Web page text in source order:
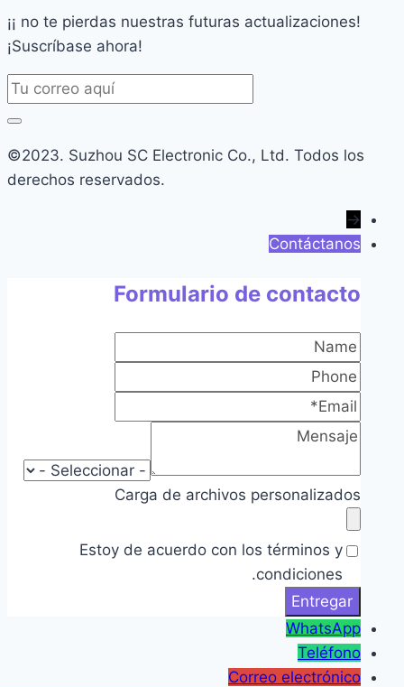
¡¡ no te pierdas nuestras futuras actualizaciones!
¡Suscríbase ahora!
©2023. Suzhou SC Electronic Co., Ltd. Todos los
derechos reservados.
→
Contáctanos
Formulario de contacto
Carga de archivos personalizados
Estoy de acuerdo con los términos y
condiciones.
WhatsApp
Teléfono
Correo electrónico